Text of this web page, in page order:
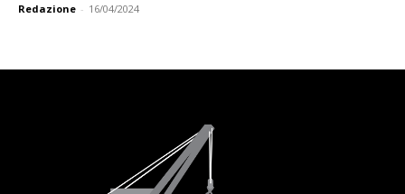
Redazione - 16/04/2024